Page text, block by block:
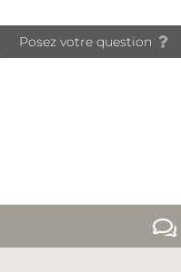
Posez votre question